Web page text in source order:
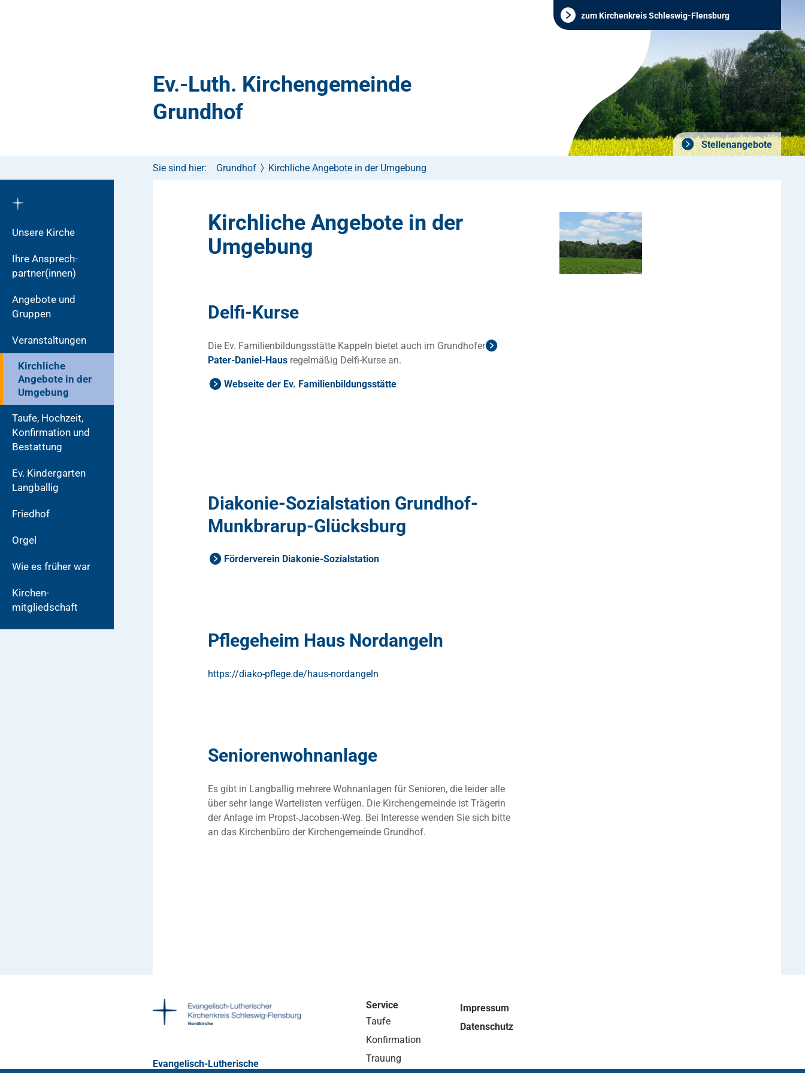
zum Kirchenkreis Schleswig-Flensburg
Ev.-Luth. Kirchengemeinde
Grundhof
Stellenangebote
Unsere Kirche
Ihre Ansprech-
partner(innen)
Angebote und
Gruppen
Veranstaltungen
Kirchliche
Angebote in der
Umgebung
Taufe, Hochzeit,
Konfirmation und
Bestattung
Ev. Kindergarten
Langballig
Friedhof
Orgel
Wie es früher war
Kirchen­
mitgliedschaft
Sie sind hier: Grundhof Kirchliche Angebote in der Umgebung
Kirchliche Angebote in der
Umgebung
Delfi-Kurse
Die Ev. Familienbildungsstätte Kappeln bietet auch im Grundhofer
Pater-Daniel-Haus regelmäßig Delfi-Kurse an.
Webseite der Ev. Familienbildungsstätte
Diakonie-Sozialstation Grundhof-
Munkbrarup-Glücksburg
Förderverein Diakonie-Sozialstation
Pflegeheim Haus Nordangeln
https://diako-pflege.de/haus-nordangeln
Seniorenwohnanlage
Es gibt in Langballig mehrere Wohnanlagen für Senioren, die leider alle
über sehr lange Wartelisten verfügen. Die Kirchengemeinde ist Trägerin
der Anlage im Propst-Jacobsen-Weg. Bei Interesse wenden Sie sich bitte
an das Kirchenbüro der Kirchengemeinde Grundhof.
Evangelisch-Lutherische
Service
Taufe
Konfirmation
Trauung
Impressum
Datenschutz